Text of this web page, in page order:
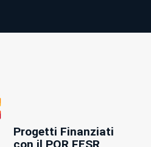
Progetti Finanziati
con il POR FESR